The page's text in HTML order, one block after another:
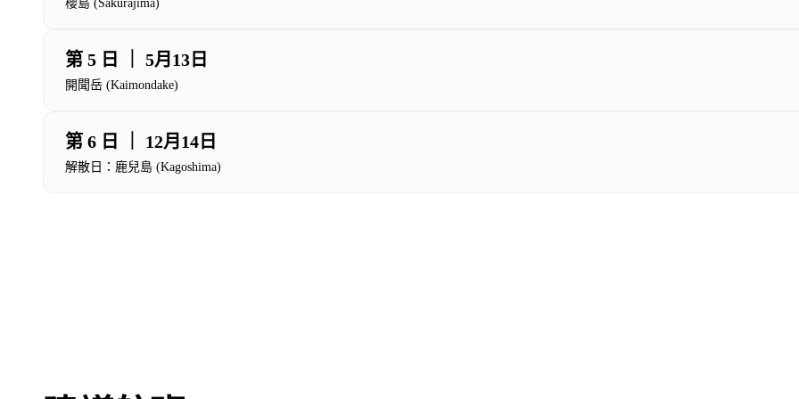
櫻島 (Sakurajima)
第 5 日 ｜ 5月13日
開聞岳 (Kaimondake)
第 6 日 ｜ 12月14日
解散日：鹿兒島 (Kagoshima)